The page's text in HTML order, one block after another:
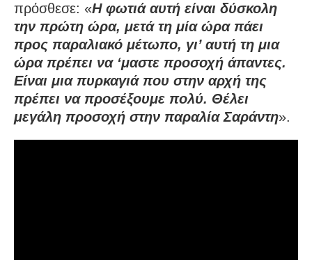
πρόσθεσε: «Η φωτιά αυτή είναι δύσκολη
την πρώτη ώρα, μετά τη μία ώρα πάει
προς παραλιακό μέτωπο, γι’ αυτή τη μια
ώρα πρέπει να ‘μαστε προσοχή άπαντες.
Είναι μια πυρκαγιά που στην αρχή της
πρέπει να προσέξουμε πολύ. Θέλει
μεγάλη προσοχή στην παραλία Σαράντη».